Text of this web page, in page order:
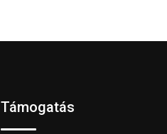
Támogatás